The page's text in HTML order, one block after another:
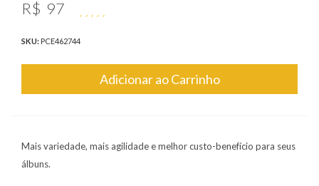
R$ 97
SKU: PCE462744
Adicionar ao Carrinho
Mais variedade, mais agilidade e melhor custo-benefício para seus
álbuns.